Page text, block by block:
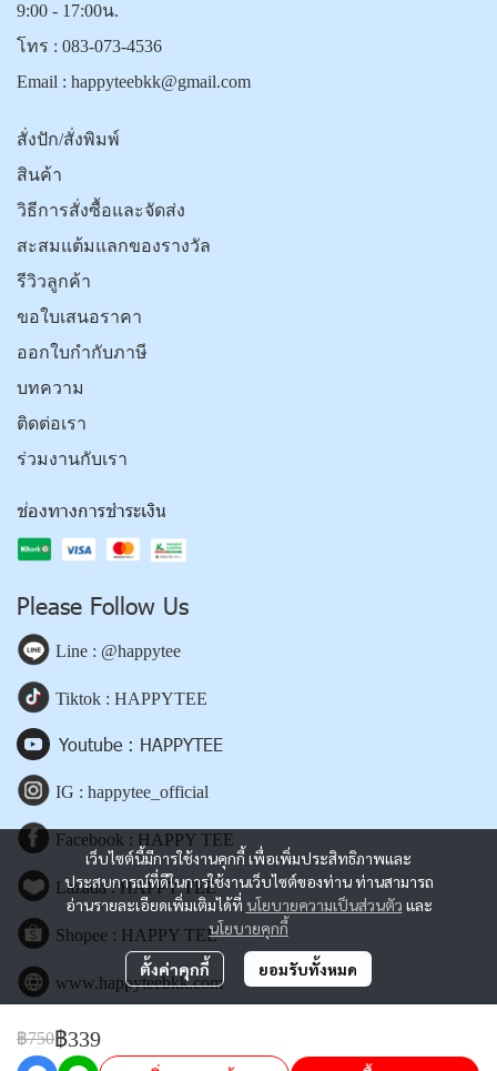
฿750฿339
เว็บไซต์นี้มีการใช้งานคุกกี้ เพื่อเพิ่มประสิทธิภาพและ
ประสบการณ์ที่ดีในการใช้งานเว็บไซต์ของท่าน ท่านสามารถ
อ่านรายละเอียดเพิ่มเติมได้ที่ นโยบายความเป็นส่วนตัว และ
นโยบายคุกกี้
ตั้งค่าคุกกี้ ยอมรับทั้งหมด
9:00 - 17:00น.
โทร : 083-073-4536
Email : happyteebkk@gmail.com
สั่งปัก/สั่งพิมพ์
สินค้า
วิธีการสั่งซื้อและจัดส่ง
สะสมแต้มแลกของรางวัล
รีวิวลูกค้า
ขอใบเสนอราคา
ออกใบกำกับภาษี
บทความ
ติดต่อเรา
ร่วมงานกับเรา
ช่องทางการชำระเงิน
Please Follow Us
Line : @happytee
Tiktok : HAPPYTEE
Youtube : HAPPYTEE
IG : happytee_official
Facebook : HAPPY TEE
Lazada : HAPPY TEE
Shopee : HAPPY TEE
www.happyteebkk.com
Copyright | All Rights Reserved | Powered by happyteebkk.com